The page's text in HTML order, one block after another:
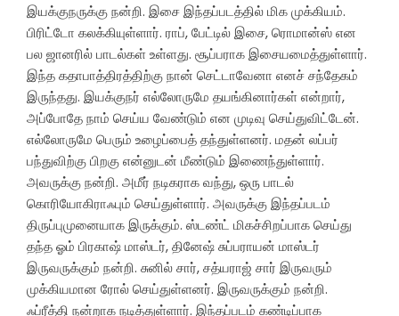
இயக்குநருக்கு நன்றி. இசை இந்தப்படத்தில் மிக முக்கியம்.
பிரிட்டோ கலக்கியுள்ளார். ராப், பேட்டில் இசை, ரொமான்ஸ் என
பல ஜானரில் பாடல்கள் உள்ளது. சூப்பராக இசையமைத்துள்ளார்.
இந்த கதாபாத்திரத்திற்கு நான் செட்டாவேனா எனச் சந்தேகம்
இருந்தது. இயக்குநர் எல்லோருமே தயங்கினார்கள் என்றார்,
அப்போதே நாம் செய்ய வேண்டும் என முடிவு செய்துவிட்டேன்.
எல்லோருமே பெரும் உழைப்பைத் தந்துள்ளனர். மதன் லப்பர்
பந்துவிற்கு பிறகு என்னுடன் மீண்டும் இணைந்துள்ளார்.
அவருக்கு நன்றி. அமீர் நடிகராக வந்து, ஒரு பாடல்
கொரியோகிராஃபும் செய்துள்ளார். அவருக்கு இந்தப்படம்
திருப்புமுனையாக இருக்கும். ஸ்டண்ட் மிகச்சிறப்பாக செய்து
தந்த ஓம் பிரகாஷ் மாஸ்டர், தினேஷ் சுப்பராயன் மாஸ்டர்
இருவருக்கும் நன்றி. சுனில் சார், சத்யராஜ் சார் இருவரும்
முக்கியமான ரோல் செய்துள்ளனர். இருவருக்கும் நன்றி.
ஃப்ரீத்தி நன்றாக நடித்துள்ளார். இந்தப்படம் கண்டிப்பாக